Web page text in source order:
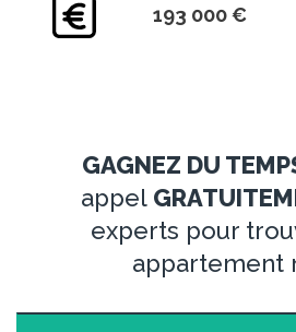
193 000 €
GAGNEZ DU
appel
experts pour
appartement